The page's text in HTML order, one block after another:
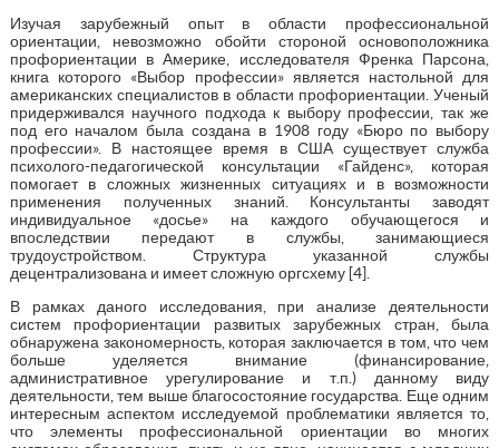
Изучая зарубежный опыт в области профессиональной
ориентации, невозможно обойти стороной основоположника
профориентации в Америке, исследователя Френка Парсона,
книга которого «Выбор профессии» является настольной для
американских специалистов в области профориентации. Ученый
придерживался научного подхода к выбору профессии, так же
под его началом была создана в 1908 году «Бюро по выбору
профессии». В настоящее время в США существует служба
психолого-педагогической консультации «Гайденс», которая
помогает в сложных жизненных ситуациях и в возможности
применения полученных знаний. Консультанты заводят
индивидуальное «досье» на каждого обучающегося и
впоследствии передают в службы, занимающиеся
трудоустройством. Структура указанной службы
децентрализована и имеет сложную оргсхему [4].
В рамках даного исследования, при анализе деятельности
систем профориентации развитых зарубежных стран, была
обнаружена закономерность, которая заключается в том, что чем
больше уделяется внимание (финансирование,
административное урегулирование и т.п.) данному виду
деятельности, тем выше благосостояние государства. Еще одним
интересным аспектом исследуемой проблематики является то,
что элементы профессиональной ориентации во многих